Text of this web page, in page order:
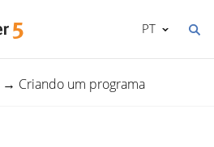
PT
→ Criando um programa